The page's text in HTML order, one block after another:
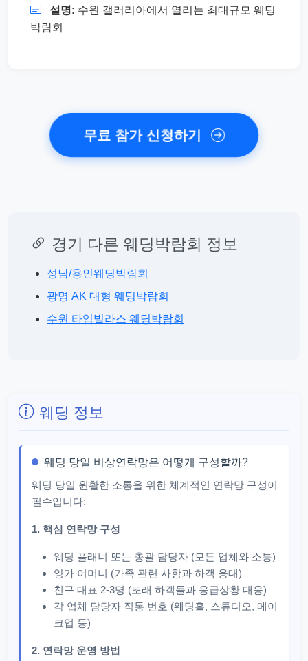
설명: 수원 갤러리아에서 열리는 최대규모 웨딩
박람회
무료 참가 신청하기
경기 다른 웨딩박람회 정보
성남/용인웨딩박람회
광명 AK 대형 웨딩박람회
수원 타임빌라스 웨딩박람회
웨딩 정보
웨딩 당일 비상연락망은 어떻게 구성할까?
웨딩 당일 원활한 소통을 위한 체계적인 연락망 구성이
필수입니다:
1. 핵심 연락망 구성
웨딩 플래너 또는 총괄 담당자 (모든 업체와 소통)
양가 어머니 (가족 관련 사항과 하객 응대)
친구 대표 2-3명 (또래 하객들과 응급상황 대응)
각 업체 담당자 직통 번호 (웨딩홀, 스튜디오, 메이
크업 등)
2. 연락망 운영 방법